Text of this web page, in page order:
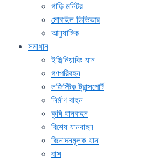
গাড়ি মনিটর
মোবাইল ডিভিআর
আনুষাঙ্গিক
সমাধান
ইঞ্জিনিয়ারিং যান
গণপরিবহন
লজিস্টিক ট্রান্সপোর্ট
নির্মাণ বাহন
কৃষি যানবাহন
বিশেষ যানবাহন
বিনোদনমূলক যান
বাস